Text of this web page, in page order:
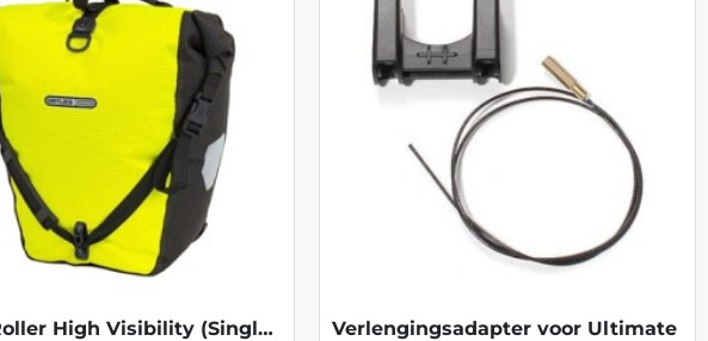
Back-Roller High Visibility (Single)-Yel Verlengingsadapter voor Ultimate